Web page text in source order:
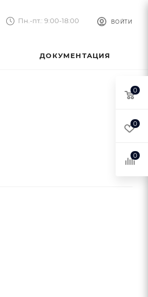
ВОЙТИ
Пн.-пт.: 9:00-18:00
ДОКУМЕНТАЦИЯ
0
0
0